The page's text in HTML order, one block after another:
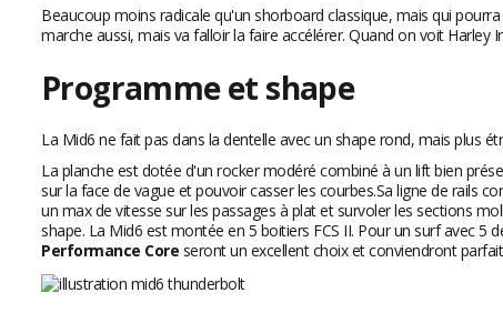
Beaucoup moins radicale qu'un shorboard classique, mais qui
marche aussi, mais va falloir la faire accélérer. Quand on voit
Programme et shape
La Mid6 ne fait pas dans la dentelle avec un shape rond, mais plus
La planche est dotée d'un rocker modéré combiné à un lift bien
sur la face de vague et pouvoir casser les courbes.Sa ligne de rails
un max de vitesse sur les passages à plat et survoler les sections
shape. La Mid6 est montée en 5 boitiers FCS II. Pour un surf avec 5
Performance Core seront un excellent choix et conviendront